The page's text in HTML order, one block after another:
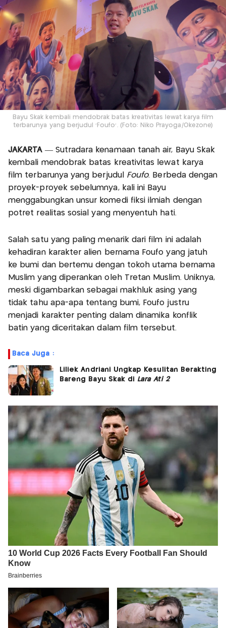
Bayu Skak kembali mendobrak batas kreativitas lewat karya film
terbarunya yang berjudul 'Foufo'. (Foto: Niko Prayoga/Okezone)
JAKARTA— Sutradara kenamaan tanah air, Bayu Skak
kembali mendobrak batas kreativitas lewat karya
film terbarunya yang berjudul Foufo. Berbeda dengan
proyek-proyek sebelumnya, kali ini Bayu
menggabungkan unsur komedi fiksi ilmiah dengan
potret realitas sosial yang menyentuh hati.
Salah satu yang paling menarik dari film ini adalah
kehadiran karakter alien bernama Foufo yang jatuh
ke bumi dan bertemu dengan tokoh utama bernama
Muslim yang diperankan oleh Tretan Muslim. Uniknya,
meski digambarkan sebagai makhluk asing yang
tidak tahu apa-apa tentang bumi, Foufo justru
menjadi karakter penting dalam dinamika konflik
batin yang diceritakan dalam film tersebut.
Baca Juga :
Liliek Andriani Ungkap Kesulitan Berakting
Bareng Bayu Skak di Lara Ati 2